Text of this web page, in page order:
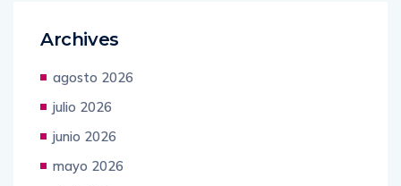
Archives
agosto 2026
julio 2026
junio 2026
mayo 2026